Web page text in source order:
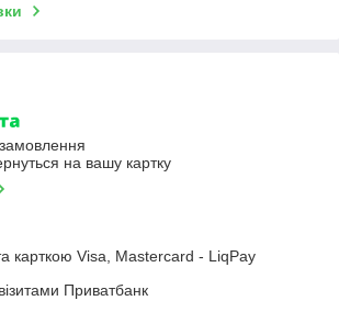
на вашу картку
карткою Visa, Mastercard - LiqPay
Приватбанк